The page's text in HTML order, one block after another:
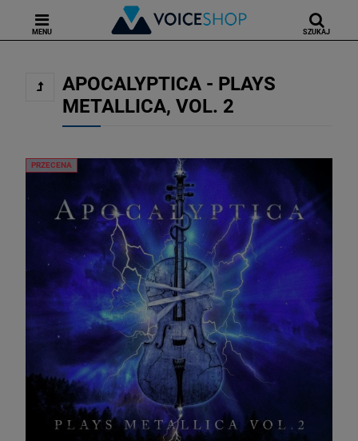
MENU SZUKAJ
APOCALYPTICA - PLAYS
METALLICA, VOL. 2
PRZECENA